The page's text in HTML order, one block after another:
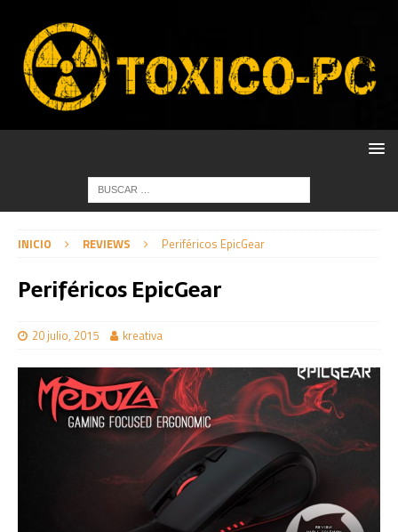
INICIO REVIEWS Periféricos EpicGear
Periféricos EpicGear
20 julio, 2015 kreativa